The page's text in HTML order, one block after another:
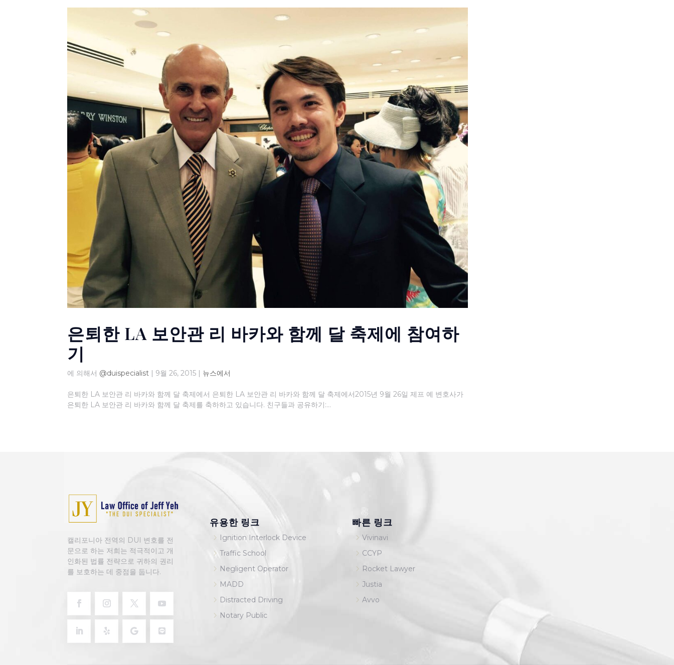
은퇴한 LA 보안관 리 바카와 함께 달 축제에 참여하
기
에 의해서 @duispecialist | 9월 26, 2015 | 뉴스에서
은퇴한 LA 보안관 리 바카와 함께 달 축제에서 은퇴한 LA 보안관 리 바카와 함께 달 축제에서2015년 9월 26일 제프 예 변호사가
은퇴한 LA 보안관 리 바카와 함께 달 축제를 축하하고 있습니다. 친구들과 공유하기:...
캘리포니아 전역의 DUI 변호를 전
문으로 하는 저희는 적극적이고 개
인화된 법률 전략으로 귀하의 권리
를 보호하는 데 중점을 둡니다.
유용한 링크
5 Ignition Interlock Device
5 Traffic School
5 Negligent Operator
5 MADD
5 Distracted Driving
5 Notary Public
빠른 링크
5 Vivinavi
5 CCYP
5 Rocket Lawyer
5 Justia
5 Avvo